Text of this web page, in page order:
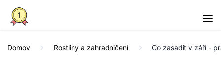
Domov Rostliny a zahradničení Co zasadit v září -